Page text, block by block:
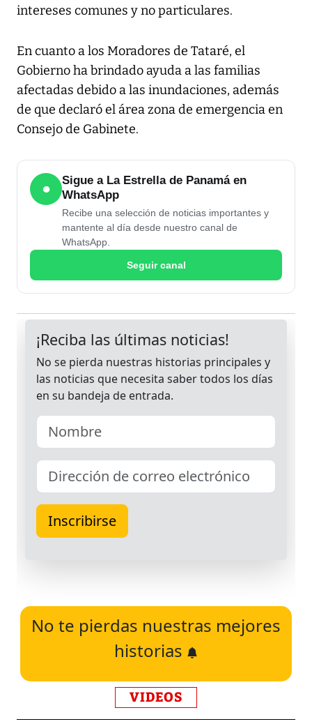
intereses comunes y no particulares.
En cuanto a los Moradores de Tataré, el
Gobierno ha brindado ayuda a las familias
afectadas debido a las inundaciones, además
de que declaró el área zona de emergencia en
Consejo de Gabinete.
●
Sigue a La Estrella de Panamá en
WhatsApp
Recibe una selección de noticias importantes y
mantente al día desde nuestro canal de
WhatsApp.
Seguir canal
No te pierdas nuestras mejores
historias
VIDEOS